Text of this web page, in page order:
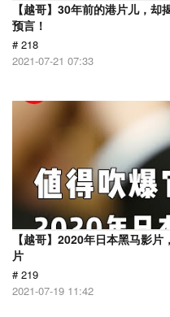
【越哥】30年前的港片儿，
预言！
# 218
2021-07-21 07:33
【越哥】2020年日本黑马影
片
# 219
2021-07-19 11:42